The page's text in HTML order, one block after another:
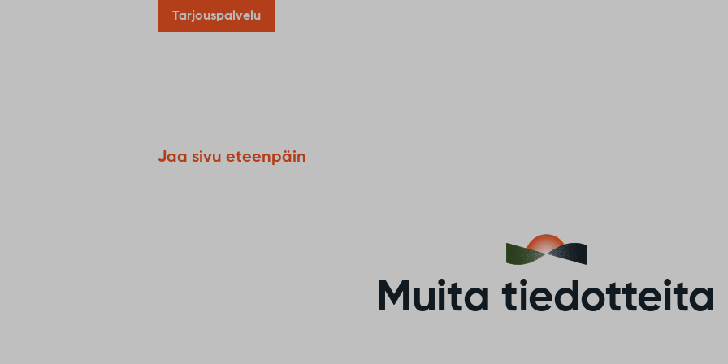
Tarjouspalvelu
Jaa sivu eteenpäin
Muita tiedotteita